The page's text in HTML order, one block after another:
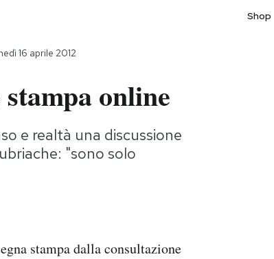
Shop
16 aprile 2012
online
e realtà una discussione
"sono solo
stampa dalla consultazione